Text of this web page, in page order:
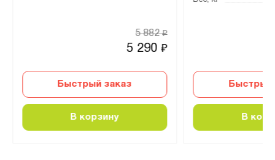
5 290₽
5 882₽
Быстрый заказ
В корзину
Быстрый
В